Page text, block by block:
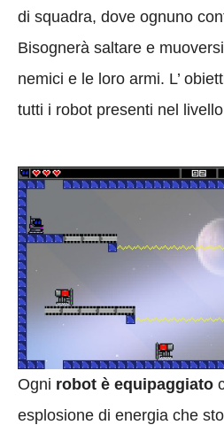
di squadra, dove ognuno
Bisognerà saltare e
nemici e le loro armi. L’
tutti i robot presenti nel
Ogni robot è equipaggiato
esplosione di energia che